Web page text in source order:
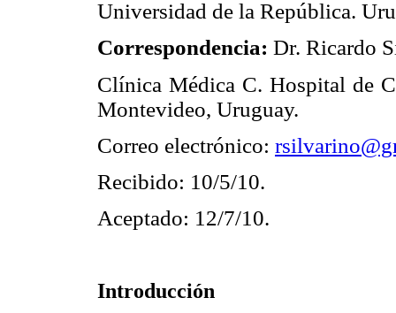
Universidad de la República.
Correspondencia: Dr. Ricardo
Clínica Médica C. Hospital de
Montevideo, Uruguay.
Correo electrónico:
Recibido: 10/5/10.
Aceptado: 12/7/10.
Introducción